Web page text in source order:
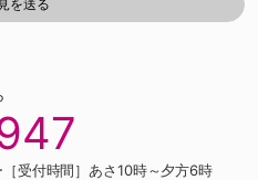
受付時間］あさ10時～夕方6時